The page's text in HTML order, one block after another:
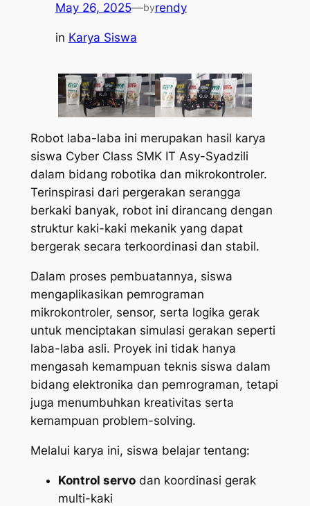
May 26, 2025—byrendy
in Karya Siswa
Robot laba-laba ini merupakan hasil karya
siswa Cyber Class SMK IT Asy-Syadzili
dalam bidang robotika dan mikrokontroler.
Terinspirasi dari pergerakan serangga
berkaki banyak, robot ini dirancang dengan
struktur kaki-kaki mekanik yang dapat
bergerak secara terkoordinasi dan stabil.
Dalam proses pembuatannya, siswa
mengaplikasikan pemrograman
mikrokontroler, sensor, serta logika gerak
untuk menciptakan simulasi gerakan seperti
laba-laba asli. Proyek ini tidak hanya
mengasah kemampuan teknis siswa dalam
bidang elektronika dan pemrograman, tetapi
juga menumbuhkan kreativitas serta
kemampuan problem-solving.
Melalui karya ini, siswa belajar tentang:
Kontrol servodan koordinasi gerak
multi-kaki